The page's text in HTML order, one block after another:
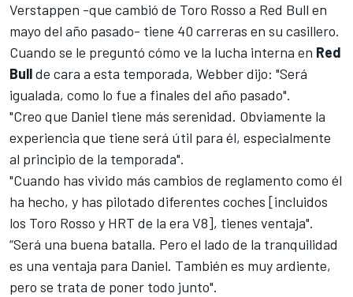
Verstappen -que cambió de Toro Rosso a Red Bull en
mayo del año pasado- tiene 40 carreras en su casillero.
Cuando se le preguntó cómo ve la lucha interna en Red
Bullde cara a esta temporada, Webber dijo: "Será
igualada, como lo fue a finales del año pasado".
"Creo que Daniel tiene más serenidad. Obviamente la
experiencia que tiene será útil para él, especialmente
al principio de la temporada".
"Cuando has vivido más cambios de reglamento como él
ha hecho, y has pilotado diferentes coches [incluidos
los Toro Rosso y HRT de la era V8], tienes ventaja".
“Será una buena batalla. Pero el lado de la tranquilidad
es una ventaja para Daniel. También es muy ardiente,
pero se trata de poner todo junto".